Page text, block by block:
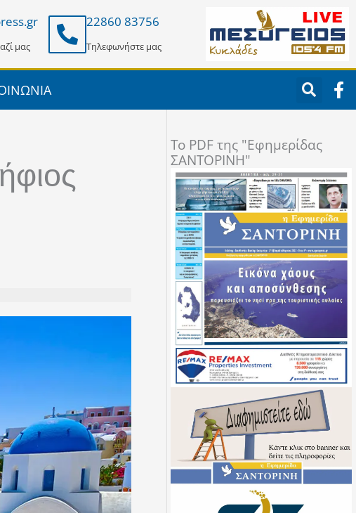
μας
22860 83756
Τηλεφωνήστε μας
F
a
c
o
k
-
f
To PDF της "Εφημερίδας
ΣΑΝΤΟΡΙΝΗ"